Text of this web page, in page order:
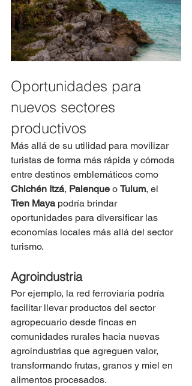
Oportunidades para
nuevos sectores
productivos
Más allá de su utilidad para movilizar
turistas de forma más rápida y cómoda
entre destinos emblemáticos como
Chichén Itzá, Palenque o Tulum, el
Tren Maya podría brindar
oportunidades para diversificar las
economías locales más allá del sector
turismo.
Agroindustria
Por ejemplo, la red ferroviaria podría
facilitar llevar productos del sector
agropecuario desde fincas en
comunidades rurales hacia nuevas
agroindustrias que agreguen valor,
transformando frutas, granos y miel en
alimentos procesados.